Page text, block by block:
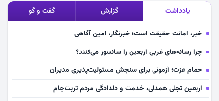
یادداشت گزارش گفت و گو
خبر، امانت حقیقت است؛ خبرنگار، امین آگاهی
چرا رسانه‌های غربی اربعین را سانسور می‌کنند؟
حمام عزت؛ آزمونی برای سنجش مسئولیت‌پذیری مدیران
اربعین تجلی همدلی، خدمت و دلدادگی مردم تربت‌جام